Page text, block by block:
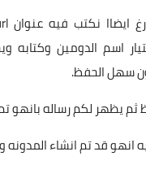
اسم الدومين وكتابه
سهل الحفظ.
يظهر لكم رساله بانهو تم